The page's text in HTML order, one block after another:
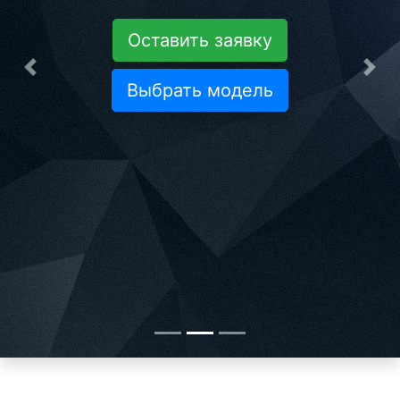
Оставить заявку
Выбрать модель
Предыдущая